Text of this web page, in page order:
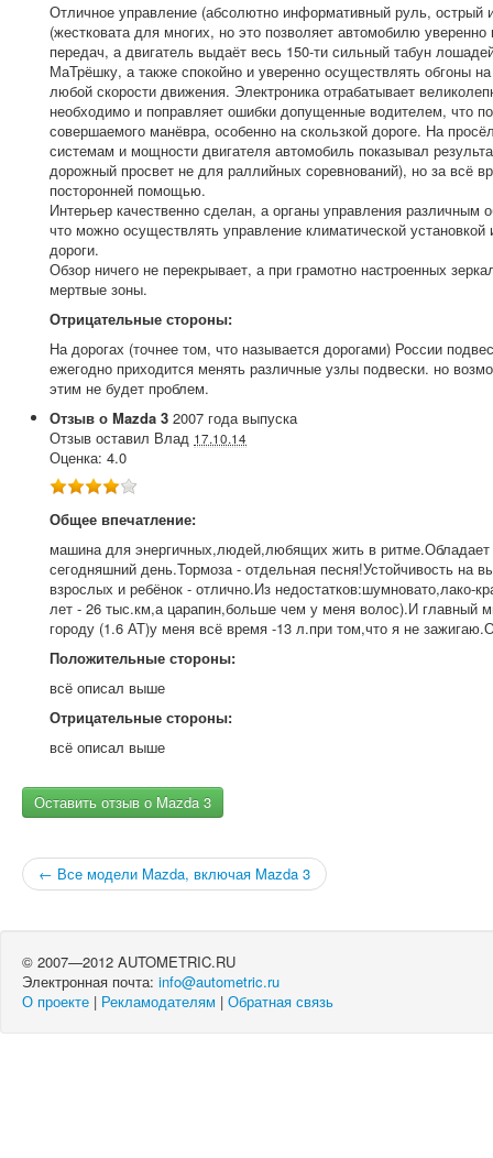
Отличное управление (абсолютно информативный руль, острый
(жестковата для многих, но это позволяет автомобилю
передач, а двигатель выдаёт весь 150-ти сильный табун
МаТрёшку, а также спокойно и уверенно осуществлять обгоны
любой скорости движения. Электроника отрабатывает
необходимо и поправляет ошибки допущенные водителем, что
совершаемого манёвра, особенно на скользкой дороге. На
системам и мощности двигателя автомобиль показывал
дорожный просвет не для раллийных соревнований), но за всё
посторонней помощью.
Интерьер качественно сделан, а органы управления различным
что можно осуществлять управление климатической
дороги.
Обзор ничего не перекрывает, а при грамотно настроенных
мертвые зоны.
Отрицательные стороны:
На дорогах (точнее том, что называется дорогами) России
ежегодно приходится менять различные узлы подвески. но
этим не будет проблем.
Отзыв о Mazda 3 2007 года выпуска
Отзыв оставил Влад 17.10.14
Оценка: 4.0
Общее впечатление:
машина для энергичных,людей,любящих жить в ритме.Обладает
сегодняшний день.Тормоза - отдельная песня!Устойчивость на
взрослых и ребёнок - отлично.Из недостатков:шумновато,лако-
лет - 26 тыс.км,а царапин,больше чем у меня волос).И главный
городу (1.6 АТ)у меня всё время -13 л.при том,что я не
Положительные стороны:
всё описал выше
Отрицательные стороны:
всё описал выше
Оставить отзыв о Mazda 3
← Все модели Mazda, включая Mazda 3
© 2007—2012 AUTOMETRIC.RU
Электронная почта: info@autometric.ru
О проекте | Рекламодателям | Обратная связь